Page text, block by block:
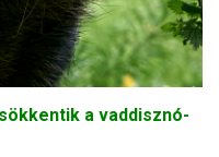
a vaddisznó-